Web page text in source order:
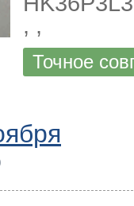
, ,
Точное